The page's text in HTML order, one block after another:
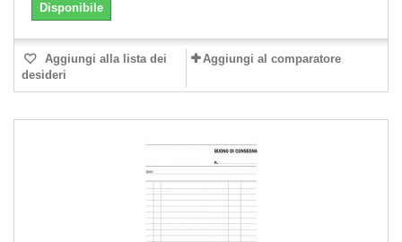
Disponibile
Aggiungi alla lista dei
desideri
Aggiungi al comparatore